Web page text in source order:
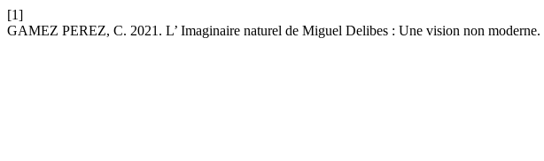
[1]
GAMEZ PEREZ, C. 2021. L’ Imaginaire naturel de Miguel Delibes : Une vision non moderne.